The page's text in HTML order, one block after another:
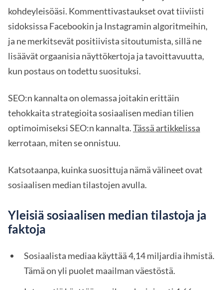
kohdeyleisöäsi. Kommenttivastaukset ovat tiiviisti
sidoksissa Facebookin ja Instagramin algoritmeihin,
ja ne merkitsevät positiivista sitoutumista, sillä ne
lisäävät orgaanisia näyttökertoja ja tavoittavuutta,
kun postaus on todettu suosituksi.
SEO:n kannalta on olemassa joitakin erittäin
tehokkaita strategioita sosiaalisen median tilien
optimoimiseksi SEO:n kannalta.Tässä artikkelissa
kerrotaan, miten se onnistuu.
Katsotaanpa, kuinka suosittuja nämä välineet ovat
sosiaalisen median tilastojen avulla.
Yleisiä sosiaalisen median tilastoja ja
faktoja
Sosiaalista mediaa käyttää 4,14 miljardia ihmistä.
Tämä on yli puolet maailman väestöstä.